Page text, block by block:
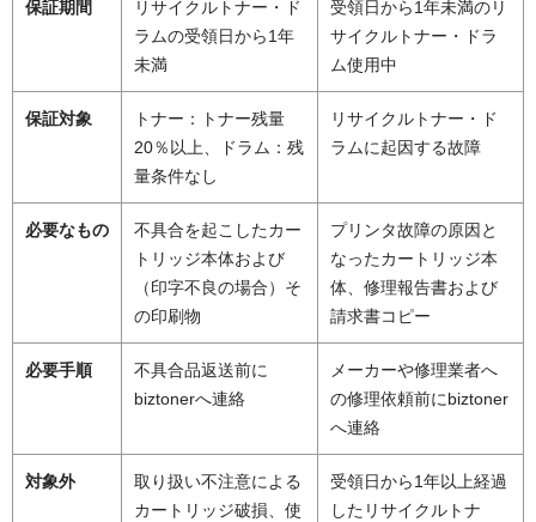
保証期間
リサイクルトナー・ド
ラムの受領日から1年
未満
受領日から1年未満のリ
サイクルトナー・ドラ
ム使用中
保証対象
トナー：トナー残量
20％以上、ドラム：残
量条件なし
リサイクルトナー・ド
ラムに起因する故障
必要なもの
不具合を起こしたカー
トリッジ本体および
（印字不良の場合）そ
の印刷物
プリンタ故障の原因と
なったカートリッジ本
体、修理報告書および
請求書コピー
必要手順
不具合品返送前に
biztonerへ連絡
メーカーや修理業者へ
の修理依頼前にbiztoner
へ連絡
対象外
取り扱い不注意による
カートリッジ破損、使
受領日から1年以上経過
したリサイクルトナ